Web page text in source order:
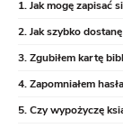
Jak mogę zapisać
Jak szybko
Zgubiłem kartę
Zapomniałem
Czy wypożyczę